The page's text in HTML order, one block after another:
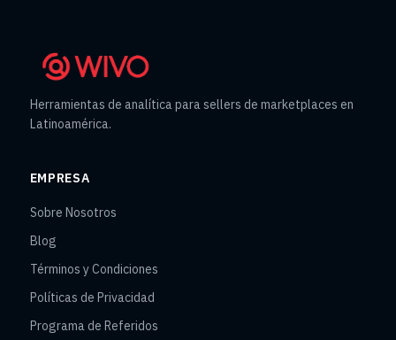
Herramientas de analítica para sellers de marketplaces en
Latinoamérica.
EMPRESA
Sobre Nosotros
Blog
Términos y Condiciones
Políticas de Privacidad
Programa de Referidos